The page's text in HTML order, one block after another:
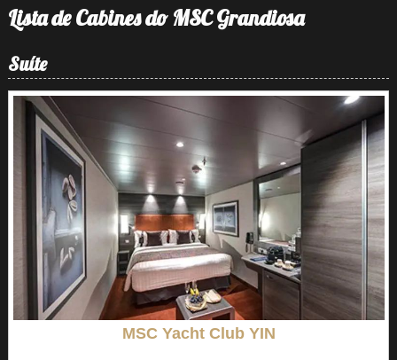
Lista de Cabines do MSC Grandiosa
Suíte
MSC Yacht Club YIN